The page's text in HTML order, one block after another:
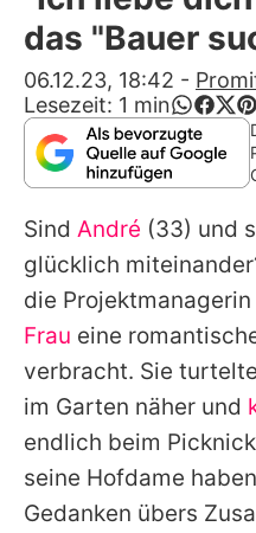
Alle
App
Utiq
das "Bauer
06.12.23, 18:42 -
Lesezeit: 1 min
Sind André (33) und
glücklich
die
Frau eine
verbracht. Sie
im Garten näher und
endlich beim
seine Hofdame
Gedanken übers